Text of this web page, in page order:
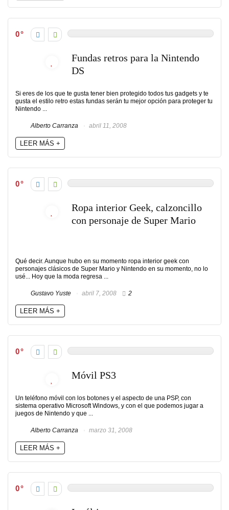
0
Fundas retros para la Nintendo
DS
Si eres de los que te gusta tener bien protegido todos tus gadgets y te
gusta el estilo retro estas fundas serán tu mejor opción para proteger tu
Nintendo ...
Alberto Carranza abril 11, 2008
LEER MÁS +
0
Ropa interior Geek, calzoncillo
con personaje de Super Mario
Qué decir. Aunque hubo en su momento ropa interior geek con
personajes clásicos de Super Mario y Nintendo en su momento, no lo
usé... Hoy que la moda regresa ...
Gustavo Yuste abril 7, 2008 2
LEER MÁS +
0
Móvil PS3
Un teléfono móvil con los botones y el aspecto de una PSP, con
sistema operativo Microsoft Windows, y con el que podemos jugar a
juegos de Nintendo y que ...
Alberto Carranza marzo 31, 2008
LEER MÁS +
0